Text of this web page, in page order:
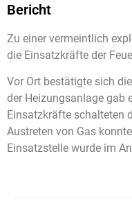
Bericht
Zu einer vermeintlich
die Einsatzkräfte der
Vor Ort bestätigte sich
der Heizungsanlage gab
Einsatzkräfte schalteten
Austreten von Gas
Einsatzstelle wurde im